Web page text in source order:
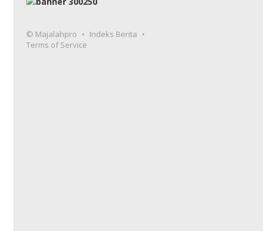
© Majalahpro
Indeks Berita
Terms of Service